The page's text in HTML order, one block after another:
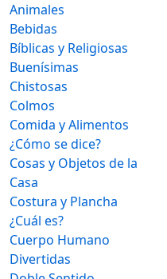
Animales
Bebidas
Bíblicas y Religiosas
Buenísimas
Chistosas
Colmos
Comida y Alimentos
¿Cómo se dice?
Cosas y Objetos de la
Casa
Costura y Plancha
¿Cuál es?
Cuerpo Humano
Divertidas